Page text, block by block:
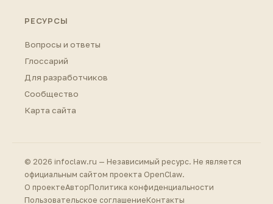
РЕСУРСЫ
Вопросы и ответы
Глоссарий
Для разработчиков
Сообщество
Карта сайта
© 2026 infoclaw.ru — Независимый ресурс. Не является
официальным сайтом проекта OpenClaw.
О проектеАвторПолитика конфиденциальности
Пользовательское соглашениеКонтакты